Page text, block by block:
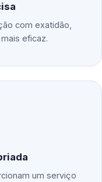
com exatidão,
eficaz.
um serviço